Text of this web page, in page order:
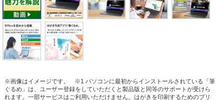
※画像はイメージです。
※1 パソコンに最初からインストールされている「筆
ぐるめ」は、ユーザー登録をしていただくと製品版と同等のサポートが受けら
れます。一部サービスはご利用いただけません。はがきを印刷するためのプリ